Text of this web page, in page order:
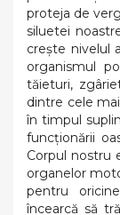
proteja de
siluetei
crește nivelul
organismul
tăieturi,
dintre cele
în timpul
funcționării
Corpul nostru
organelor
pentru
încearcă să